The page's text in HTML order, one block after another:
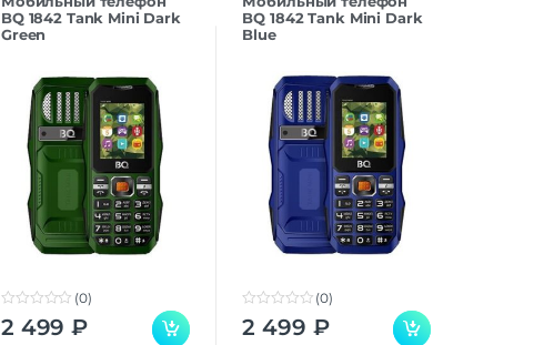
BQ 1842 Tank Mini Dark
Green
0
o
(0)
2 499 ₽
BQ 1842 Tank Mini Dark
Blue
0
o
(0)
2 499 ₽